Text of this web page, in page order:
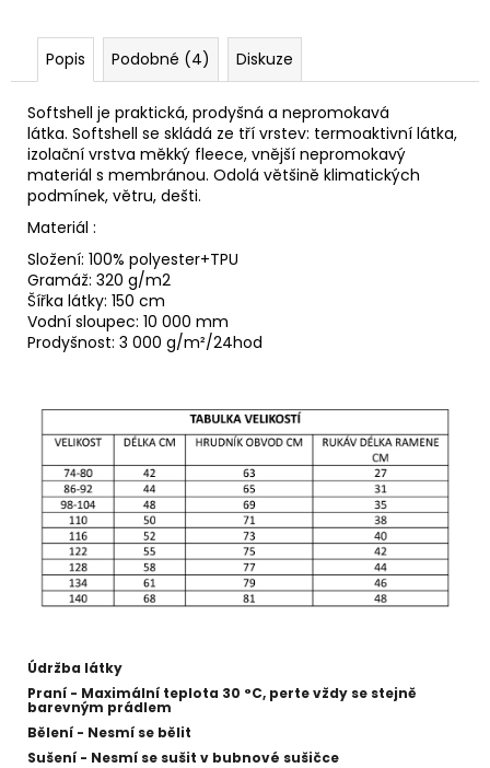
Popis Podobné (4) Diskuze
Softshell je praktická, prodyšná a nepromokavá
látka. Softshell se skládá ze tří vrstev: termoaktivní látka,
izolační vrstva měkký fleece, vnější nepromokavý
materiál s membránou. Odolá většině klimatických
podmínek, větru, dešti.
Materiál :
Složení: 100% polyester+TPU
Gramáž: 320 g/m2
Šířka látky: 150 cm
Vodní sloupec: 10 000 mm
Prodyšnost: 3 000 g/m²/24hod
Údržba látky
Praní - Maximální teplota 30 °C, perte vždy se stejně
barevným prádlem
Bělení - Nesmí se bělit
Sušení - Nesmí se sušit v bubnové sušičce